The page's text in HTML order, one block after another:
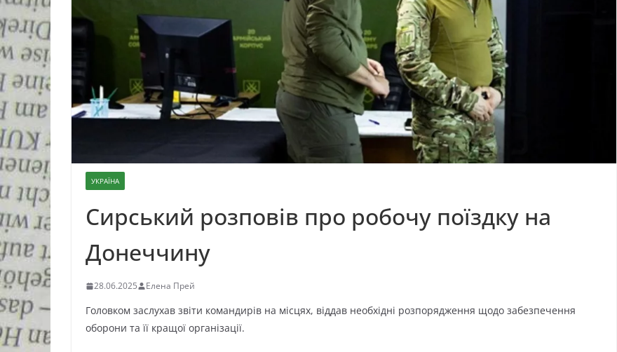
УКРАЇНА
Сирський розповів про робочу поїздку на
Донеччину
28.06.2025 Елена Прей
Головком заслухав звіти командирів на місцях, віддав необхідні розпорядження щодо забезпечення
оборони та її кращої організації.